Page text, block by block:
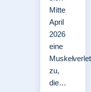
Mitte
April
2026
eine
zu,
die…